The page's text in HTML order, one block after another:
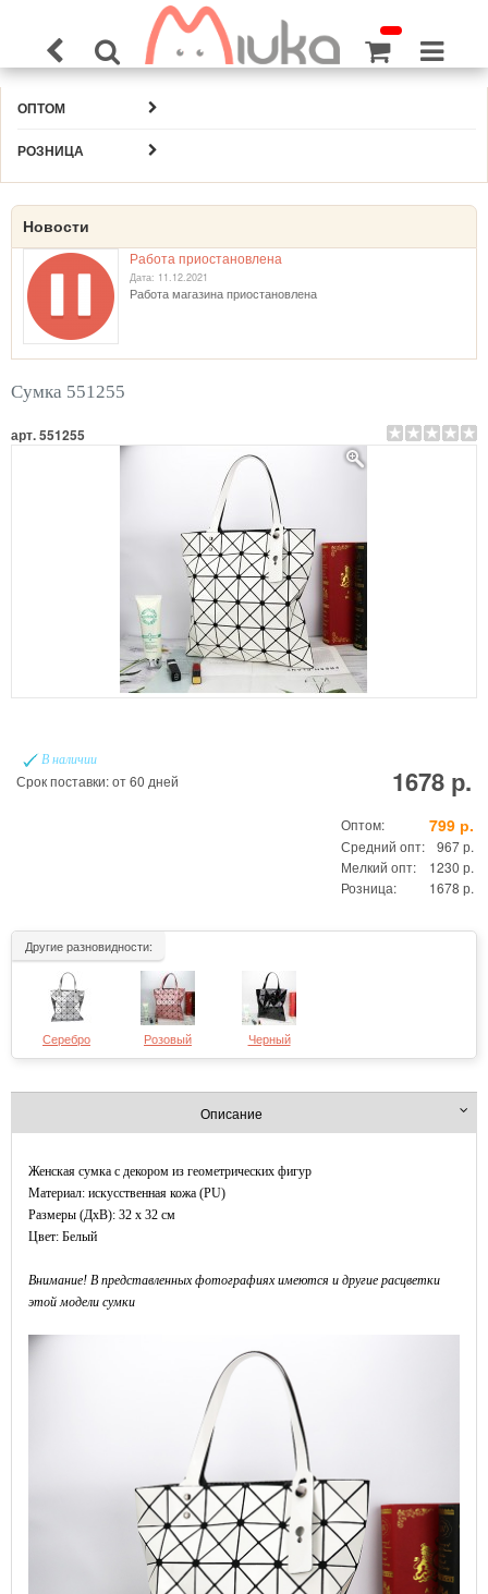
ОПТОМ
РОЗНИЦА
Новости
Работа приостановлена
Дата: 11.12.2021
Работа магазина приостановлена
Сумка 551255
арт. 551255
В наличии
Срок поставки: от 60 дней 1678 р.
Оптом: 799 р.
Средний опт:
967 р.
Мелкий опт:
1230 р.
Розница:
1678 р.
Другие разновидности:
Серебро Розовый Черный
Описание
Женская сумка с декором из геометрических фигур
Материал: искусственная кожа (PU)
Размеры (ДxВ): 32 x 32 см
Цвет: Белый
Внимание! В представленных фотографиях имеются и другие расцветки
этой модели сумки